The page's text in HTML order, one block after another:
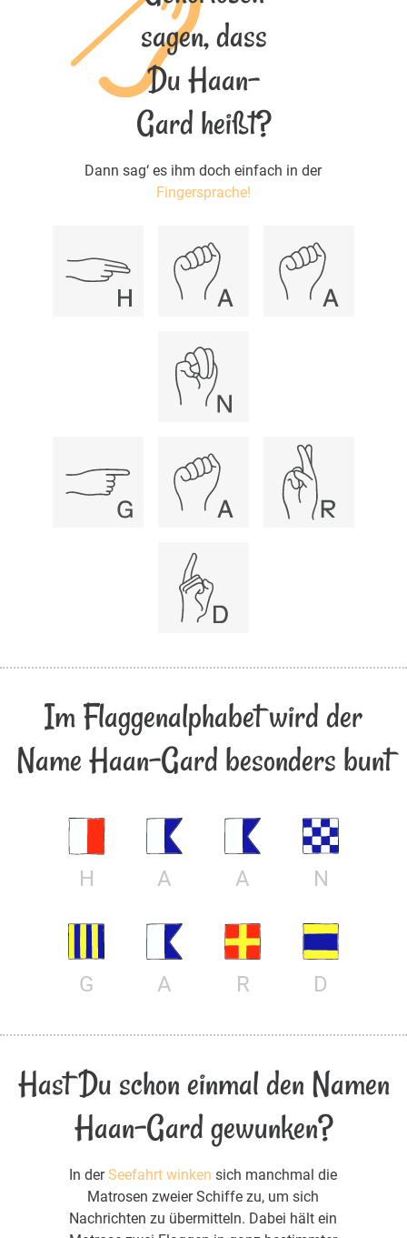
sagen, dass
Du Haan-
Gard heißt?
Dann sag‘ es ihm doch einfach in der
Fingersprache!
Im Flaggenalphabet wird der
Name Haan-Gard besonders bunt
H A A N
G A R D
Hast Du schon einmal den Namen
Haan-Gard gewunken?
In derSeefahrt winken sich manchmal die
Matrosen zweier Schiffe zu, um sich
Nachrichten zu übermitteln. Dabei hält ein